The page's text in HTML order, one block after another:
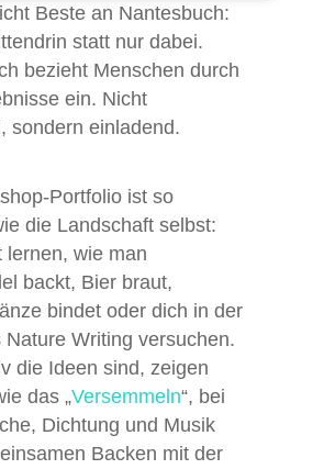
Beste an Nantesbuch:
statt nur dabei.
bezieht Menschen durch
ein. Nicht
sondern einladend.
Portfolio ist so
die Landschaft selbst:
lernen, wie man
backt, Bier braut,
bindet oder dich in der
Nature Writing versuchen.
die Ideen sind, zeigen
das „Versemmeln“, bei
Dichtung und Musik
Backen mit der